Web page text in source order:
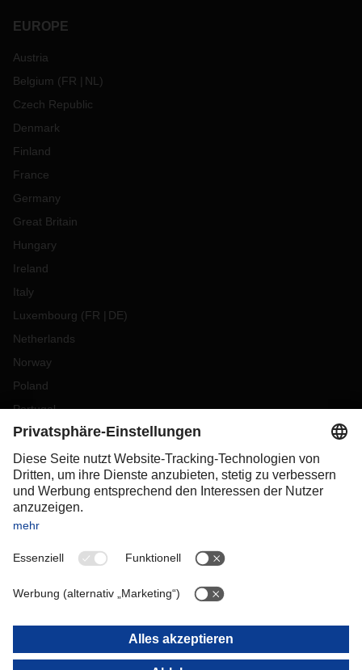
EUROPE
Austria
Belgium (FR NL )
Czech Republic
Denmark
Finland
France
Germany
Great Britain
Hungary
Ireland
Italy
Luxembourg (FR DE)
Netherlands
Norway
Poland
Portugal
Romania
Slovakia
Spain
Sweden
Switzerland
OCEANIA